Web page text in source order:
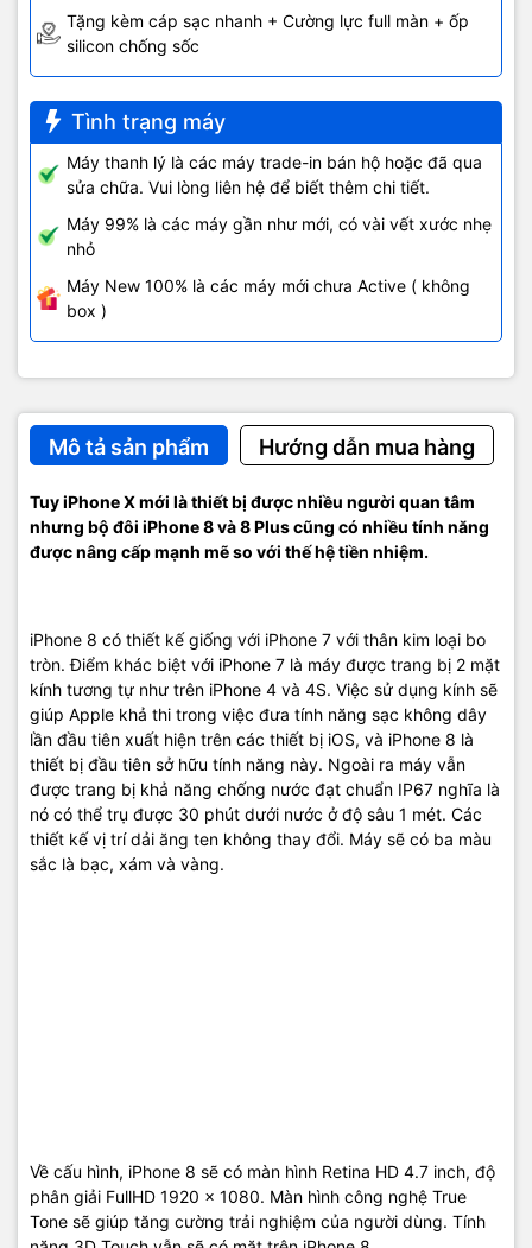
Tặng kèm cáp sạc nhanh + Cường lực full màn + ốp
silicon chống sốc
Tình trạng máy
Máy thanh lý là các máy trade-in bán hộ hoặc đã qua
sửa chữa. Vui lòng liên hệ để biết thêm chi tiết.
Máy 99% là các máy gần như mới, có vài vết xước nhẹ
nhỏ
Máy New 100% là các máy mới chưa Active ( không
box )
Mô tả sản phẩm Hướng dẫn mua hàng
Tuy iPhone X mới là thiết bị được nhiều người quan tâm
nhưng bộ đôi iPhone 8 và 8 Plus cũng có nhiều tính năng
được nâng cấp mạnh mẽ so với thế hệ tiền nhiệm.
iPhone 8 có thiết kế giống với iPhone 7 với thân kim loại bo
tròn. Điểm khác biệt với iPhone 7 là máy được trang bị 2 mặt
kính tương tự như trên iPhone 4 và 4S. Việc sử dụng kính sẽ
giúp Apple khả thi trong việc đưa tính năng sạc không dây
lần đầu tiên xuất hiện trên các thiết bị iOS, và iPhone 8 là
thiết bị đầu tiên sở hữu tính năng này. Ngoài ra máy vẫn
được trang bị khả năng chống nước đạt chuẩn IP67 nghĩa là
nó có thể trụ được 30 phút dưới nước ở độ sâu 1 mét. Các
thiết kế vị trí dải ăng ten không thay đổi. Máy sẽ có ba màu
sắc là bạc, xám và vàng.
Về cấu hình, iPhone 8 sẽ có màn hình Retina HD 4.7 inch, độ
phân giải FullHD 1920 x 1080. Màn hình công nghệ True
Tone sẽ giúp tăng cường trải nghiệm của người dùng. Tính
Màn hình cảm ứng:
PHẦN CỨNG
Chipset: Apple A11 Bionic
Bộ xử lý(CPU):
6 lõi (2 lõi hiệu năng cao, 4 lõi tiết kiệm pin),
Bộ xử lý đồ
họa(GPU):
Bộ nhớ lưu
64/256GB
Khe cắm thẻ
nhớ:
Không
PIN
Dung lượng: Chưa rõ thông tin
Sạc nhanh: Có, sạc 50% trong 30 phút
Sạc không dây: Có
Camera mặt
trước:
7 MP